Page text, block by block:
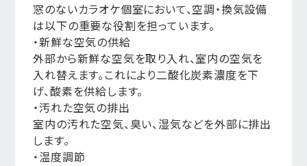
窓のないカラオケ個室において、空調・換気設備
は以下の重要な役割を担っています。
・新鮮な空気の供給
外部から新鮮な空気を取り入れ、室内の空気を
入れ替えます。これにより二酸化炭素濃度を下
げ、酸素を供給します。
・汚れた空気の排出
室内の汚れた空気、臭い、湿気などを外部に排出
します。
・温度調節